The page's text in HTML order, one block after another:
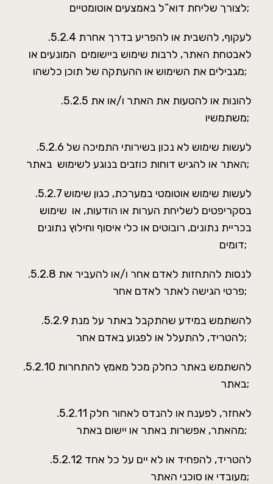
לצורך שליחת דוא”ל באמצעים אוטומטיים;
.5.2.4 לעקוף, להשבית או להפריע בדרך אחרת
לאבטחת האתר, לרבות שימוש ביישומים המונעים או
מגבילים את השימוש או ההעתקה של תוכן כלשהו;
.5.2.5 להונות או להטעות את האתר ו/או את
משתמשיו;
.5.2.6 לעשות שימוש לא נכון בשירותי התמיכה של
האתר או להגיש דוחות כוזבים בנוגע לשימוש באתר;
.5.2.7 לעשות שימוש אוטומטי במערכת, כגון שימוש
בסקריפטים לשליחת הערות או הודעות, או שימוש
בכריית נתונים, רובוטים או כלי איסוף וחילוץ נתונים
דומים;
.5.2.8 לנסות להתחזות לאדם אחר ו/או להעביר את
פרטי הגישה לאתר לאדם אחר;
.5.2.9 להשתמש במידע שהתקבל באתר על מנת
להטריד, להתעלל או לפגוע באדם אחר;
.5.2.10 להשתמש באתר כחלק מכל מאמץ להתחרות
באתר;
.5.2.11 לאחזר, לפענח או להנדס לאחור חלק
מהאתר, אפשרות באתר או יישום באתר;
.5.2.12 להטריד, להפחיד או לא יים על כל אחד
מעובדי או סוכני האתר;